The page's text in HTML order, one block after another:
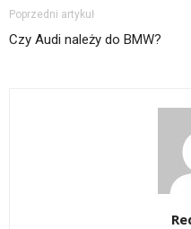
Poprzedni artykuł
Czy Audi należy do BMW?